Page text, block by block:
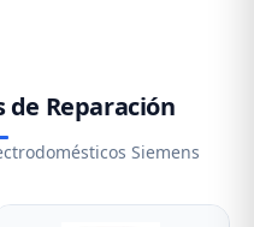
de Reparación
Siemens